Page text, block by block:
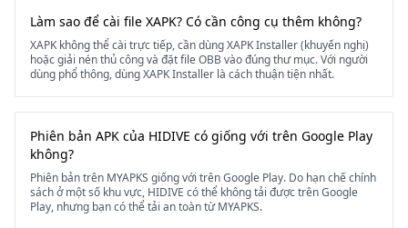
Làm sao để cài file XAPK? Có cần công cụ thêm không?
XAPK không thể cài trực tiếp, cần dùng XAPK Installer (khuyến nghị)
hoặc giải nén thủ công và đặt file OBB vào đúng thư mục. Với người
dùng phổ thông, dùng XAPK Installer là cách thuận tiện nhất.
Phiên bản APK của HIDIVE có giống với trên Google Play
không?
Phiên bản trên MYAPKS giống với trên Google Play. Do hạn chế chính
sách ở một số khu vực, HIDIVE có thể không tải được trên Google
Play, nhưng bạn có thể tải an toàn từ MYAPKS.